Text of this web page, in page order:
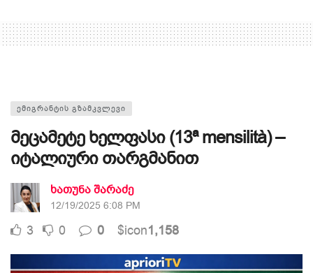
ᲔᲛᲘᲒᲠᲐᲜᲢᲘᲡ ᲒᲖᲐᲛᲙᲕᲚᲔᲕᲘ
მეცამეტე ხელფასი (13ª mensilità) –
იტალიური თარგმანით
ხათუნა შარაძე
12/19/2025 6:08 PM
3 0 0 $icon1,158